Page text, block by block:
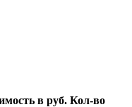
в руб. Кол-во